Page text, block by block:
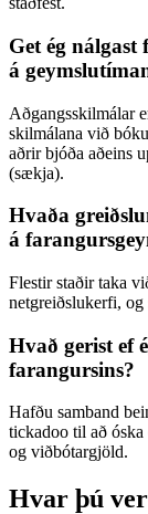
Get ég
á
Aðgangsskilmálar
skilmálana við
aðrir bjóða aðeins
(sækja).
Hvaða
á
Flestir staðir taka
netgreiðslukerfi, og
Hvað gerist ef
farangursins?
Hafðu samband
tickadoo til að
og viðbótargjöld.
Hvar þú